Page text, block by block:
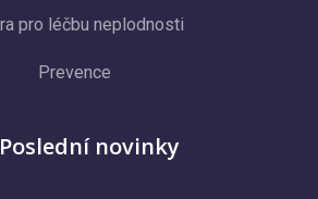
pro léčbu neplodnosti
Prevence
Poslední novinky